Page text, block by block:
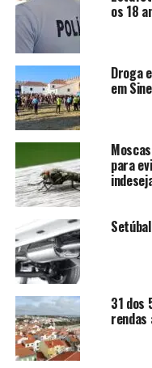
os 18
Droga
em
para
31 dos
rendas